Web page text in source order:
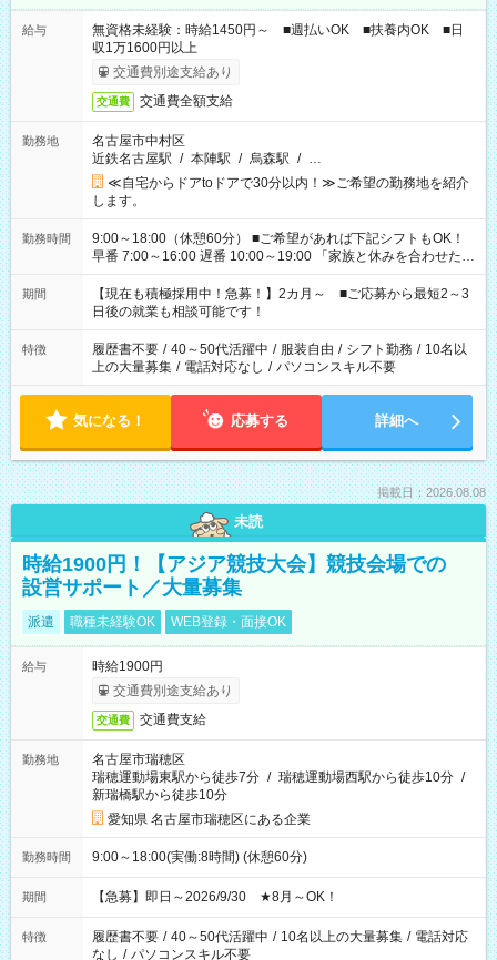
給与
無資格未経験：時給1450円～ ■週払いOK ■扶養内OK ■日
収1万1600円以上
交通費別途支給あり
交通費 交通費全額支給
勤務地
名古屋市中村区
近鉄名古屋駅 / 本陣駅 / 烏森駅 / …
≪自宅からドアtoドアで30分以内！≫ご希望の勤務地を紹介
します。
勤務時間
9:00～18:00（休憩60分） ■ご希望があれば下記シフトもOK！
早番 7:00～16:00 遅番 10:00～19:00 「家族と休みを合わせた
い」 「余裕を持って夕飯の準備がしたい」 「できれば残業はし
たくない」 など、ご希望を教えてくださいね。 ※Wワーク希望
の方へ 今ご覧のお仕事で希望する勤務時間と、もう1つのお仕事
の勤務時間。 合計で週40時間を超える場合は応募できません。
期間
【現在も積極採用中！急募！】2カ月～ ■ご応募から最短2～3
日後の就業も相談可能です！
特徴 履歴書不要 / 40～50代活躍中 / 服装自由 / シフト勤務 / 10名以
上の大量募集 / 電話対応なし / パソコンスキル不要
気になる！ 応募する 詳細へ
掲載日：2026.08.08
未読
時給1900円！【アジア競技大会】競技会場での
設営サポート／大量募集
派遣 職種未経験OK WEB登録・面接OK
給与
時給1900円
交通費別途支給あり
交通費 交通費支給
勤務地
名古屋市瑞穂区
瑞穂運動場東駅から徒歩7分 / 瑞穂運動場西駅から徒歩10分 /
新瑞橋駅から徒歩10分
愛知県 名古屋市瑞穂区にある企業
勤務時間 9:00～18:00(実働:8時間) (休憩60分)
期間 【急募】即日～2026/9/30 ★8月～OK！
特徴 履歴書不要 / 40～50代活躍中 / 10名以上の大量募集 / 電話対応
なし / パソコンスキル不要